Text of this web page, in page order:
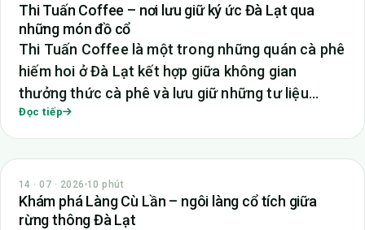
Thi Tuấn Coffee – nơi lưu giữ ký ức Đà Lạt qua
những món đồ cổ
Thi Tuấn Coffee là một trong những quán cà phê
hiếm hoi ở Đà Lạt kết hợp giữa không gian
thưởng thức cà phê và lưu giữ những tư liệu…
Đọc tiếp
TIN TỨC
14 · 07 · 2026 10 phút
Khám phá Làng Cù Lần – ngôi làng cổ tích giữa
rừng thông Đà Lạt